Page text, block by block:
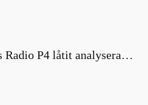
Radio P4 låtit analysera…